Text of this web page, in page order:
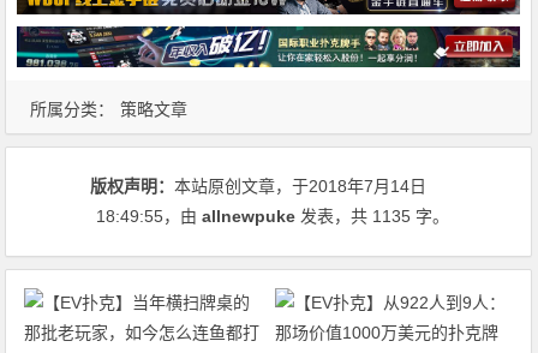
所属分类： 策略文章
版权声明：本站原创文章，于2018年7月14日
18:49:55，由allnewpuke 发表，共 1135 字。